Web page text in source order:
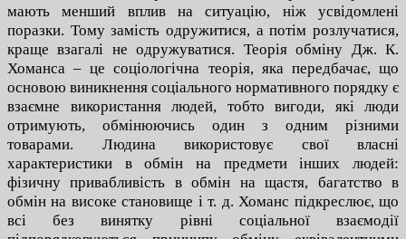
мають менший вплив на ситуацію, ніж усвідомлені
поразки. Тому замість одружитися, а потім розлучатися,
краще взагалі не одружуватися. Теорія обміну Дж. К.
Хоманса – це соціологічна теорія, яка передбачає, що
основою виникнення соціального нормативного порядку є
взаємне використання людей, тобто вигоди, які люди
отримують, обмінюючись один з одним різними
товарами. Людина використовує свої власні
характеристики в обмін на предмети інших людей:
фізичну привабливість в обмін на щастя, багатство в
обмін на високе становище і т. д. Хоманс підкреслює, що
всі без винятку рівні соціальної взаємодії